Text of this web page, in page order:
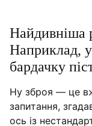
Найдивніша
Наприклад, у
бардачку
Ну зброя — це
запитання,
ось із